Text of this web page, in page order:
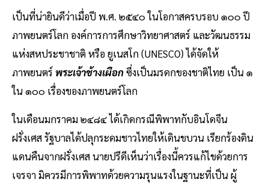
เป็นที่น่ายินดีว่าเมื่อปี พ.ศ. ๒๕๔๐ ในโอกาสครบรอบ ๑๐๐ ปี
ภาพยนตร์โลก องค์การการศึกษาวิทยาศาสตร์ และวัฒนธรรม
แห่งสหประชาชาติ หรือ ยูเนสโก (UNESCO) ได้จัดให้
ภาพยนตร์ พระเจ้าช้างเผือกซึ่งเป็นมรดกของชาติไทย เป็น ๑
ใน ๑๐๐ เรื่องของภาพยนตร์โลก
ในเดือนมกราคม ๒๔๘๔ ได้เกิดกรณีพิพาทกับอินโดจีน
ฝรั่งเศส รัฐบาลได้ปลุกระดมชาวไทยให้เดินขบวน เรียกร้องดิน
แดนคืนจากฝรั่งเศส นายปรีดีเห็นว่าเรื่องนี้ควรแก้ไขด้วยการ
เจรจา มิควรมีการพิพาทด้วยความรุนแรงในฐานะที่เป็น ผู้